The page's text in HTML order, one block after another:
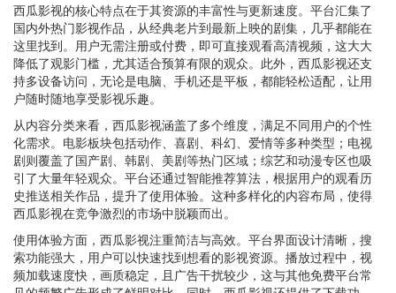
西瓜影视的核心特点在于其资源的丰富性与更新速度。平台汇集了
国内外热门影视作品，从经典老片到最新上映的剧集，几乎都能在
这里找到。用户无需注册或付费，即可直接观看高清视频，这大大
降低了观影门槛，尤其适合预算有限的观众。此外，西瓜影视还支
持多设备访问，无论是电脑、手机还是平板，都能轻松适配，让用
户随时随地享受影视乐趣。
从内容分类来看，西瓜影视涵盖了多个维度，满足不同用户的个性
化需求。电影板块包括动作、喜剧、科幻、爱情等多种类型；电视
剧则覆盖了国产剧、韩剧、美剧等热门区域；综艺和动漫专区也吸
引了大量年轻观众。平台还通过智能推荐算法，根据用户的观看历
史推送相关作品，提升了使用体验。这种多样化的内容布局，使得
西瓜影视在竞争激烈的市场中脱颖而出。
使用体验方面，西瓜影视注重简洁与高效。平台界面设计清晰，搜
索功能强大，用户可以快速找到想看的影视资源。播放过程中，视
频加载速度快，画质稳定，且广告干扰较少，这与其他免费平台常